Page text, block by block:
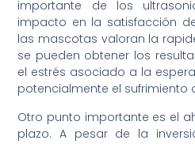
importante de los
impacto en la satisfacción
las mascotas valoran la
se pueden obtener los
el estrés asociado a la
potencialmente el sufrimiento
Otro punto importante es el
plazo. A pesar de la